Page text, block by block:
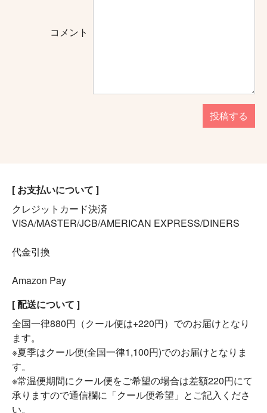
コメント
投稿する
[ お支払いについて ]
クレジットカード決済
VISA/MASTER/JCB/AMERICAN EXPRESS/DINERS
代金引換
Amazon Pay
[ 配送について ]
全国一律880円（クール便は+220円）でのお届けとなり
ます。
※夏季はクール便(全国一律1,100円)でのお届けとなりま
す。
※常温便期間にクール便をご希望の場合は差額220円にて
承りますので通信欄に「クール便希望」とご記入くださ
い。